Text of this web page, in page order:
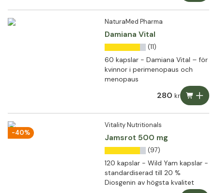
NaturaMed Pharma
Damiana Vital
(11)
60 kapslar - Damiana Vital – för
kvinnor i perimenopaus och
menopaus
280 kr
-40%
Vitality Nutritionals
Jamsrot 500 mg
(97)
120 kapslar - Wild Yam kapslar -
standardiserad till 20 %
Diosgenin av högsta kvalitet